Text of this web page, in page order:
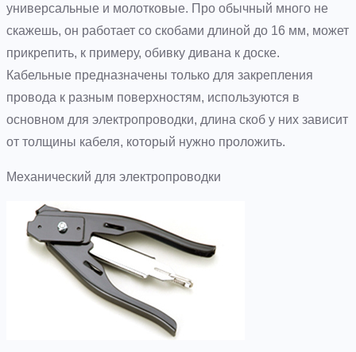
универсальные и молотковые. Про обычный много не
скажешь, он работает со скобами длиной до 16 мм, может
прикрепить, к примеру, обивку дивана к доске.
Кабельные предназначены только для закрепления
провода к разным поверхностям, используются в
основном для электропроводки, длина скоб у них зависит
от толщины кабеля, который нужно проложить.
Механический для электропроводки